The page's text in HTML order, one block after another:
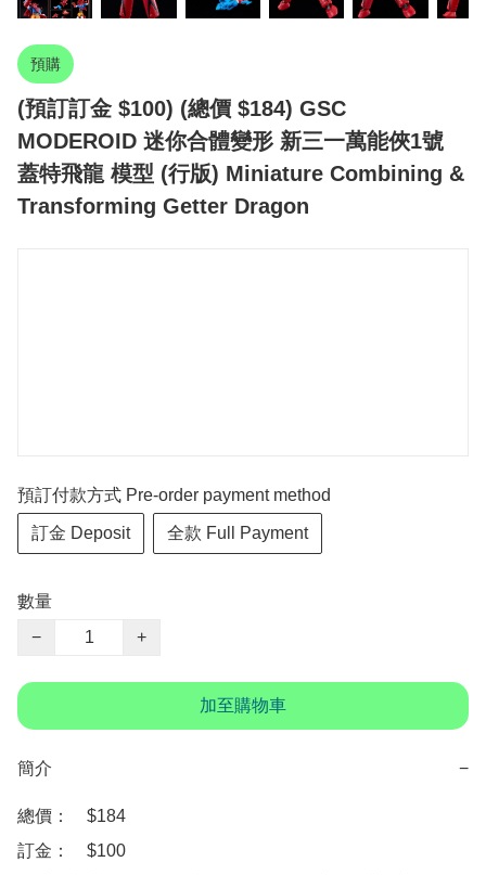
預購
(預訂訂金 $100) (總價 $184) GSC
MODEROID 迷你合體變形 新三一萬能俠1號
蓋特飛龍 模型 (行版) Miniature Combining &
Transforming Getter Dragon
預訂付款方式 Pre-order payment method
訂金 Deposit 全款 Full Payment
數量
−
+
加至購物車
簡介 −
總價：　$184
訂金：　$100